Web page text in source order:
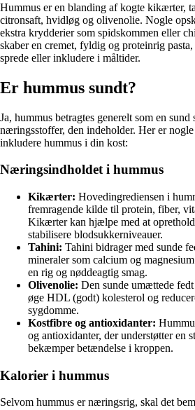
Hummus er en blanding af kogte kikærter,
citronsaft, hvidløg og olivenolie. Nogle
ekstra krydderier som spidskommen eller
skaber en cremet, fyldig og proteinrig
sprede eller inkludere i måltider.
Er hummus sundt?
Ja, hummus betragtes generelt som en sund
næringsstoffer, den indeholder. Her er
inkludere hummus i din kost:
Næringsindholdet i hummus
Kikærter: Hovedingrediensen i
fremragende kilde til protein, fiber,
Kikærter kan hjælpe med at
stabilisere blodsukkerniveauer.
Tahini: Tahini bidrager med sunde
mineraler som calcium og
en rig og nøddeagtig smag.
Olivenolie: Den sunde umættede
øge HDL (godt) kolesterol og
sygdomme.
Kostfibre og antioxidanter:
og antioxidanter, der understøtter en
bekæmper betændelse i kroppen.
Kalorier i hummus
Selvom hummus er næringsrig, skal det